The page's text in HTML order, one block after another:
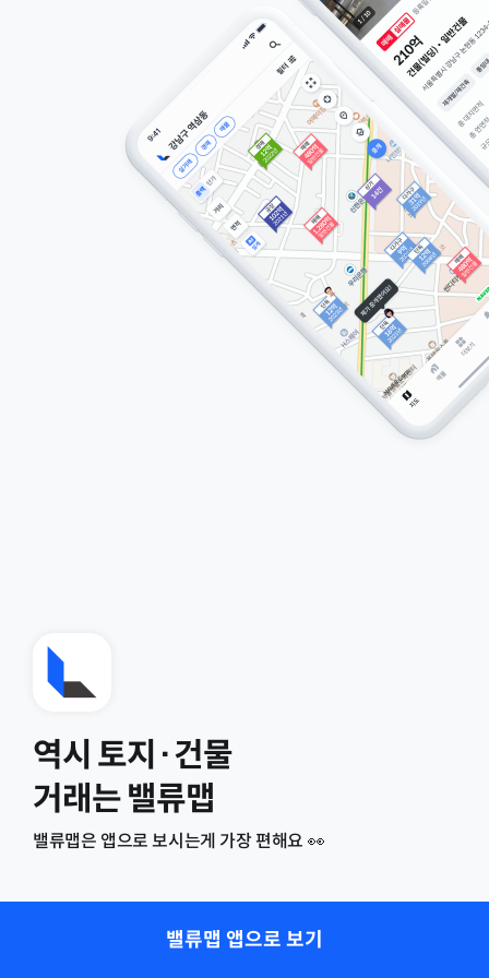
역시 토지·건물
거래는 밸류맵
밸류맵은 앱으로 보시는게 가장 편해요 👀
밸류맵 앱으로 보기